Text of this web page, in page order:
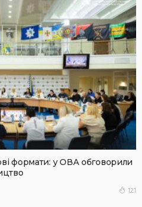
формати: у ОВА обговорили
121